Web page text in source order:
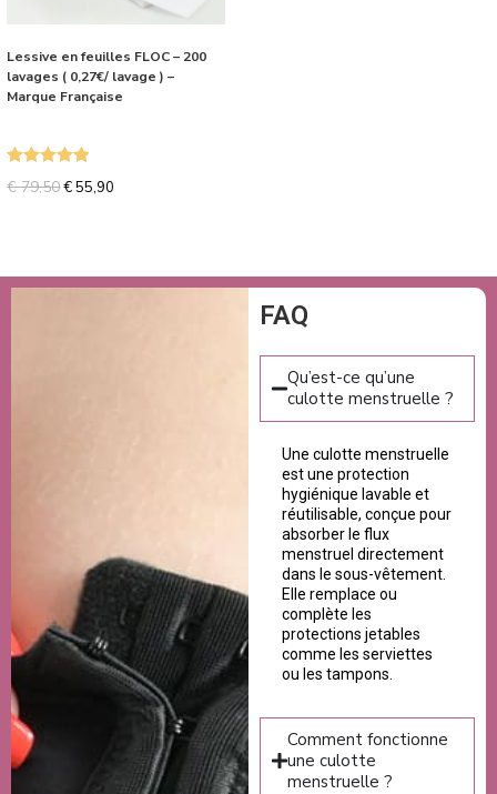
Lessive en feuilles FLOC – 200
lavages ( 0,27€/ lavage ) –
Marque Française
€79,50€55,90
FAQ
Qu’est-ce qu’une
culotte menstruelle ?
Une culotte menstruelle
est une protection
hygiénique lavable et
réutilisable, conçue pour
absorber le flux
menstruel directement
dans le sous-vêtement.
Elle remplace ou
complète les
protections jetables
comme les serviettes
ou les tampons.
Comment fonctionne
une culotte
menstruelle ?